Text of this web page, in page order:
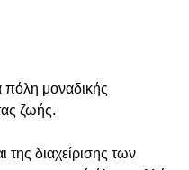
πόλη μοναδικής
ζωής.
της διαχείρισης των